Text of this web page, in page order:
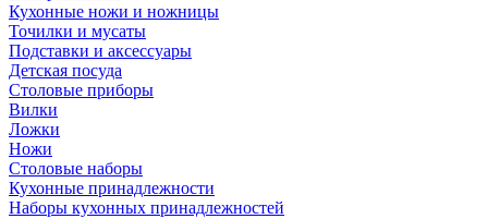
Кухонные ножи и ножницы
Точилки и мусаты
Подставки и аксессуары
Детская посуда
Столовые приборы
Вилки
Ложки
Ножи
Столовые наборы
Кухонные принадлежности
Наборы кухонных принадлежностей